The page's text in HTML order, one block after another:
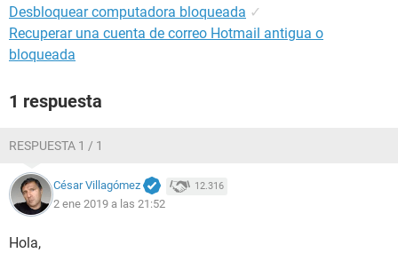
Desbloquear computadora bloqueada ✓
Recuperar una cuenta de correo Hotmail antigua o
bloqueada
1 respuesta
RESPUESTA 1 / 1
César Villagómez 12.316
2 ene 2019 a las 21:52
Hola,